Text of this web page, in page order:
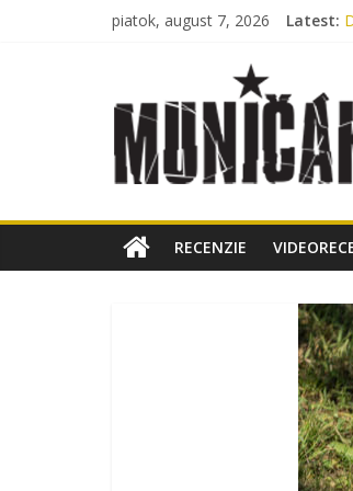
piatok, august 7, 2026 Latest:
RECENZIE